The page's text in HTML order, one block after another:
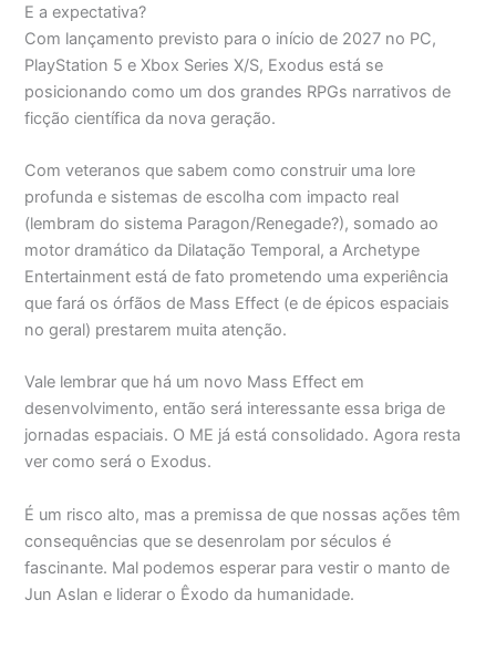
E a expectativa?
Com lançamento previsto para o início de 2027 no PC,
PlayStation 5 e Xbox Series X/S, Exodus está se
posicionando como um dos grandes RPGs narrativos de
ficção científica da nova geração.
Com veteranos que sabem como construir uma lore
profunda e sistemas de escolha com impacto real
(lembram do sistema Paragon/Renegade?), somado ao
motor dramático da Dilatação Temporal, a Archetype
Entertainment está de fato prometendo uma experiência
que fará os órfãos de Mass Effect (e de épicos espaciais
no geral) prestarem muita atenção.
Vale lembrar que há um novo Mass Effect em
desenvolvimento, então será interessante essa briga de
jornadas espaciais. O ME já está consolidado. Agora resta
ver como será o Exodus.
É um risco alto, mas a premissa de que nossas ações têm
consequências que se desenrolam por séculos é
fascinante. Mal podemos esperar para vestir o manto de
Jun Aslan e liderar o Êxodo da humanidade.